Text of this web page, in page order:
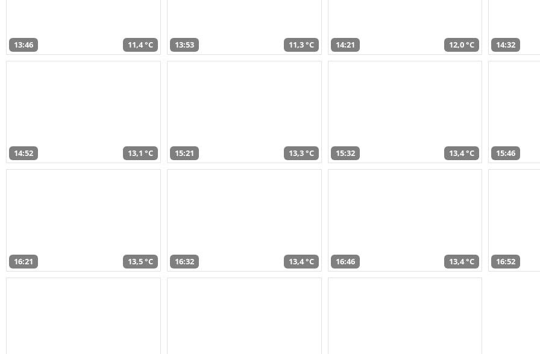
13:46 11,4 °C 13:53 11,3 °C 14:21 12,0 °C 14:32
14:52 13,1 °C 15:21 13,3 °C 15:32 13,4 °C 15:46
16:21 13,5 °C 16:32 13,4 °C 16:46 13,4 °C 16:52